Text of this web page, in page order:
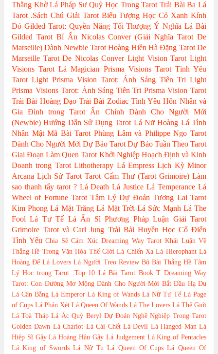
Thằng Khờ Lá Pháp Sư Quỷ Học Trong Tarot Trải Bài Ba Lá
Tarot .Sách Chú Giải Tarot Biểu Tượng Học Cỏ Xanh Kính
Đỏ Gilded Tarot: Quyền Năng Tối Thượng Ý Nghĩa Lá Bài
Gilded Tarot Bí Ẩn Nicolas Conver (Giải Nghĩa Tarot De
Marseille) Dành Newbie Tarot Hoàng Hiền Hà Đặng Tarot De
Marseille Tarot De Nicolas Conver Light Vision Tarot Light
Visions Tarot Lá Magician Prisma Visions Tarot Tình Yêu
Tarot Light Prisma Vision Tarot: Ánh Sáng Tiên Tri Light
Prisma Visions Tarot: Ánh Sáng Tiên Tri Prisma Vision Tarot
Trải Bài Hoàng Đạo Trải Bài Zodiac Tình Yêu Hôn Nhân và
Gia Đình trong Tarot
Ẩn Chính
Dành Cho Người Mới
(Newbie) Hướng Dẫn Sử Dụng Tarot Lá Nữ Hoàng Lá Tình
Nhân Mật Mã Bài Tarot Phùng Lâm và Philippe Ngo Tarot
Dành Cho Người Mới Dự Báo Tarot Dự Báo Tuần Theo Tarot
Giai Đoạn Làm Quen Tarot Khởi Nghiệp Hoạch Định và Kinh
Doanh trong Tarot Lithotherapy Lá Empress Lịch Kỳ Minor
Arcana Lịch Sử Tarot Tarot Cấm Thư (Tarot Grimoire) Làm
sao thanh tẩy tarot ? Lá Death Lá Justice Lá Temperance Lá
Wheel of Fortune Tarot Tâm Lý Dự Đoán Tương Lai Tarot
Kim Phong Lá Mặt Trăng Lá Mặt Trời Lá Sức Mạnh Lá The
Fool Lá Tư Tế Lá Ẩn Sĩ Phương Pháp Luận Giải Tarot
Grimoire Tarot và Carl Jung Trải Bài Huyền Học Cổ Điển
Tình Yêu Chia Sẽ Cảm Xúc Dreaming Way Tarot Khái Luận Về
Thằng Hề Trong Văn Hóa Thế Giới Lá Chiến Xa Lá Hierophant Lá
Hoàng Đế Lá Lovers Lá Người Treo Review Bộ Bài Thằng Hề Tâm
Lý Học trong Tarot
.Top 10 Lá Bài Tarot Book T Dreaming Way
Tarot: Con Đường Mơ Mộng Dành Cho Người Mới Bắt Đầu Hạ Du
Lá Cân Bằng Lá Emperor Lá King of Wands Lá Nữ Tư Tế Lá Page
of Cups Lá Phán Xét Lá Queen Of Wands Lá The Lovers Lá Thế Giới
Lá Toà Tháp Lá Ác Quỷ Beryl Dự Đoán Nghề Nghiệp Trong Tarot
Golden Dawn Lá Chariot Lá Cái Chết Lá Devil Lá Hanged Man Lá
Hiệp Sĩ Gậy Lá Hoàng Hậu Gậy Lá Judgement Lá King of Pentacles
Lá King of Swords Lá Nữ Tu Lá Queen Of Cups Lá Queen Of